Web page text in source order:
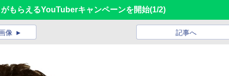
もらえるYouTuberキャンペーンを開始(1/2)
記事へ
像